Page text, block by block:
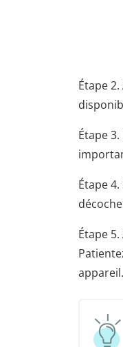
Étape
Étape
Étape
Étape
appareil.